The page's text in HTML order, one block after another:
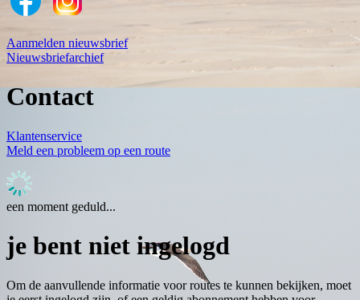
Aanmelden nieuwsbrief
Nieuwsbriefarchief
Contact
Klantenservice
Meld een probleem op een route
een moment geduld...
je bent niet ingelogd
Om de aanvullende informatie voor routes te kunnen bekijken, moet